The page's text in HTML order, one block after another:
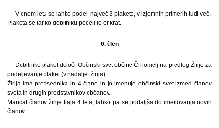
V enem letu se lahko podeli največ 3 plakete, v izjemnih primerih tudi več.
Plaketa se lahko dobitniku podeli le enkrat.
6. člen
Dobitnike plaket določi Občinski svet občine Črnomelj na predlog Žirije za
podeljevanje plaket (v nadalje: žirija).
Žirija ima predsednika in 4 člane in jo imenuje občinski svet izmed članov
sveta in drugih predstavnikov občanov.
Mandat članov žirije traja 4 leta, lahko pa se podaljša do imenovanja novih
članov.